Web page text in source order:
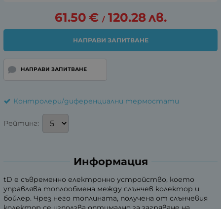
61.50 € / 120.28лв.
НАПРАВИ ЗАПИТВАНЕ
НАПРАВИ ЗАПИТВАНЕ
Контролери/диференциални термостати
Рейтинг:
Информация
tD е съвременно електронно устройство, което
управлява топлообмена между слънчев колектор и
бойлер. Чрез него топлината, получена от слънчевия